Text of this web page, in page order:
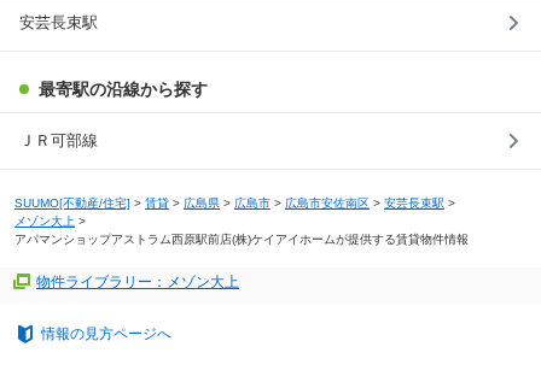
安芸長束駅
最寄駅の沿線から探す
ＪＲ可部線
SUUMO[不動産/住宅] > 賃貸 > 広島県 > 広島市 > 広島市安佐南区 > 安芸長束駅 >
メゾン大上 >
アパマンショップアストラム西原駅前店(株)ケイアイホームが提供する賃貸物件情報
物件ライブラリー：メゾン大上
情報の見方ページへ